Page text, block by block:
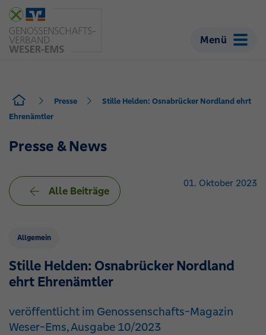
Menü
Presse
Stille Helden: Osnabrücker Nordland ehrt
Ehrenämtler
Presse & News
Alle Beiträge
01. Oktober 2023
Allgemein
Stille Helden: Osnabrücker Nordland
ehrt Ehrenämtler
veröffentlicht im Genossenschafts-Magazin
Weser-Ems, Ausgabe 10/2023